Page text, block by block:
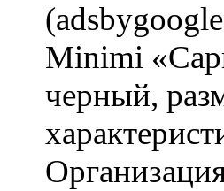
Minimi
черный,